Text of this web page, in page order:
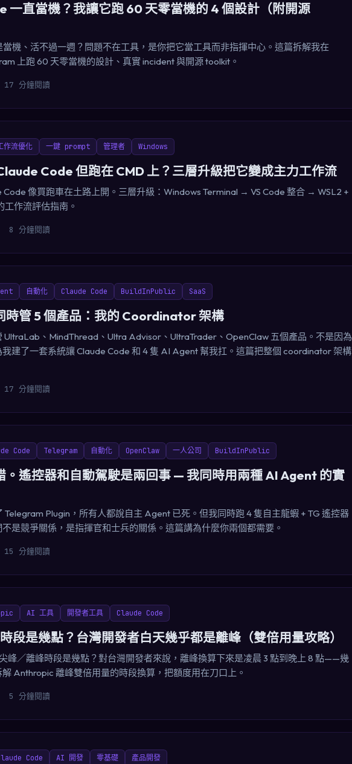
一直當機？我讓它跑 60 天零當機的 4 個設計（附開源
機、活不過一週？問題不在工具，是你把它當工具而非指揮中心。這篇拆解我在
上跑 60 天零當機的設計、真實 incident 與開源 toolkit。
17 分鐘閱讀
作流優化 一鍵 prompt 管理者 Windows
Code 但跑在 CMD 上？三層升級把它變成主力工作流
Code 像買跑車在土路上開。三層升級：Windows Terminal → VS Code 整合 → WSL2 +
作流評估指南。
8 分鐘閱讀
自動化 Claude Code BuildInPublic SaaS
時管 5 個產品：我的 Coordinator 架構
UltraLab、MindThread、Ultra Advisor、UltraTrader、OpenClaw 五個產品。不是因為
建了一套系統讓 Claude Code 和 4 隻 AI Agent 幫我扛。這篇把整個 coordinator 架構
17 分鐘閱讀
Code Telegram 自動化 OpenClaw 一人公司 BuildInPublic
。遙控器和自動駕駛是兩回事 — 我同時用兩種 AI Agent 的實
Telegram Plugin，所有人都說自主 Agent 已死。但我同時跑 4 隻自主龍蝦 + TG 遙控器
是競爭關係，是指揮官和士兵的關係。這篇講為什麼你兩個都需要。
15 分鐘閱讀
AI 工具 開發者工具 Claude Code
段是幾點？台灣開發者白天幾乎都是離峰（雙倍用量攻略）
峰／離峰時段是幾點？對台灣開發者來說，離峰換算下來是凌晨 3 點到晚上 8 點——幾
Anthropic 離峰雙倍用量的時段換算，把額度用在刀口上。
5 分鐘閱讀
Code AI 開發 零基礎 產品開發